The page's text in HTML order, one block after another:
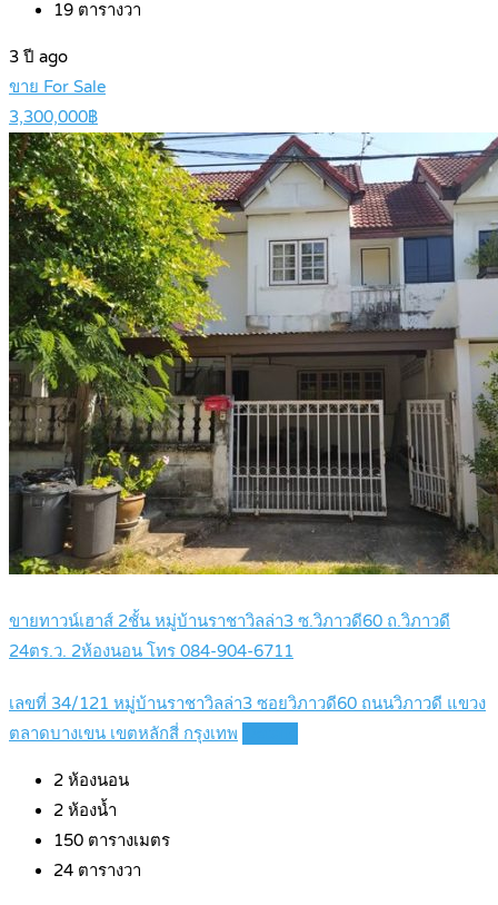
19 ตารางวา
3 ปี ago
ขาย For Sale
3,300,000฿
ขายทาวน์เฮาส์ 2ชั้น หมู่บ้านราชาวิลล่า3 ซ.วิภาวดี60 ถ.วิภาวดี
24ตร.ว. 2ห้องนอน โทร 084-904-6711
เลขที่ 34/121 หมู่บ้านราชาวิลล่า3 ซอยวิภาวดี60 ถนนวิภาวดี แขวง
ตลาดบางเขน เขตหลักสี่ กรุงเทพ
2 ห้องนอน
2 ห้องน้ำ
150 ตารางเมตร
24 ตารางวา